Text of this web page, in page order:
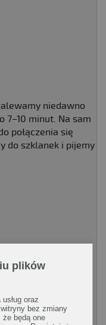
niedawno
7–10 minut. Na sam
połączenia się
do szklanek i pijemy
plików
oraz
bez zmiany
że będą one